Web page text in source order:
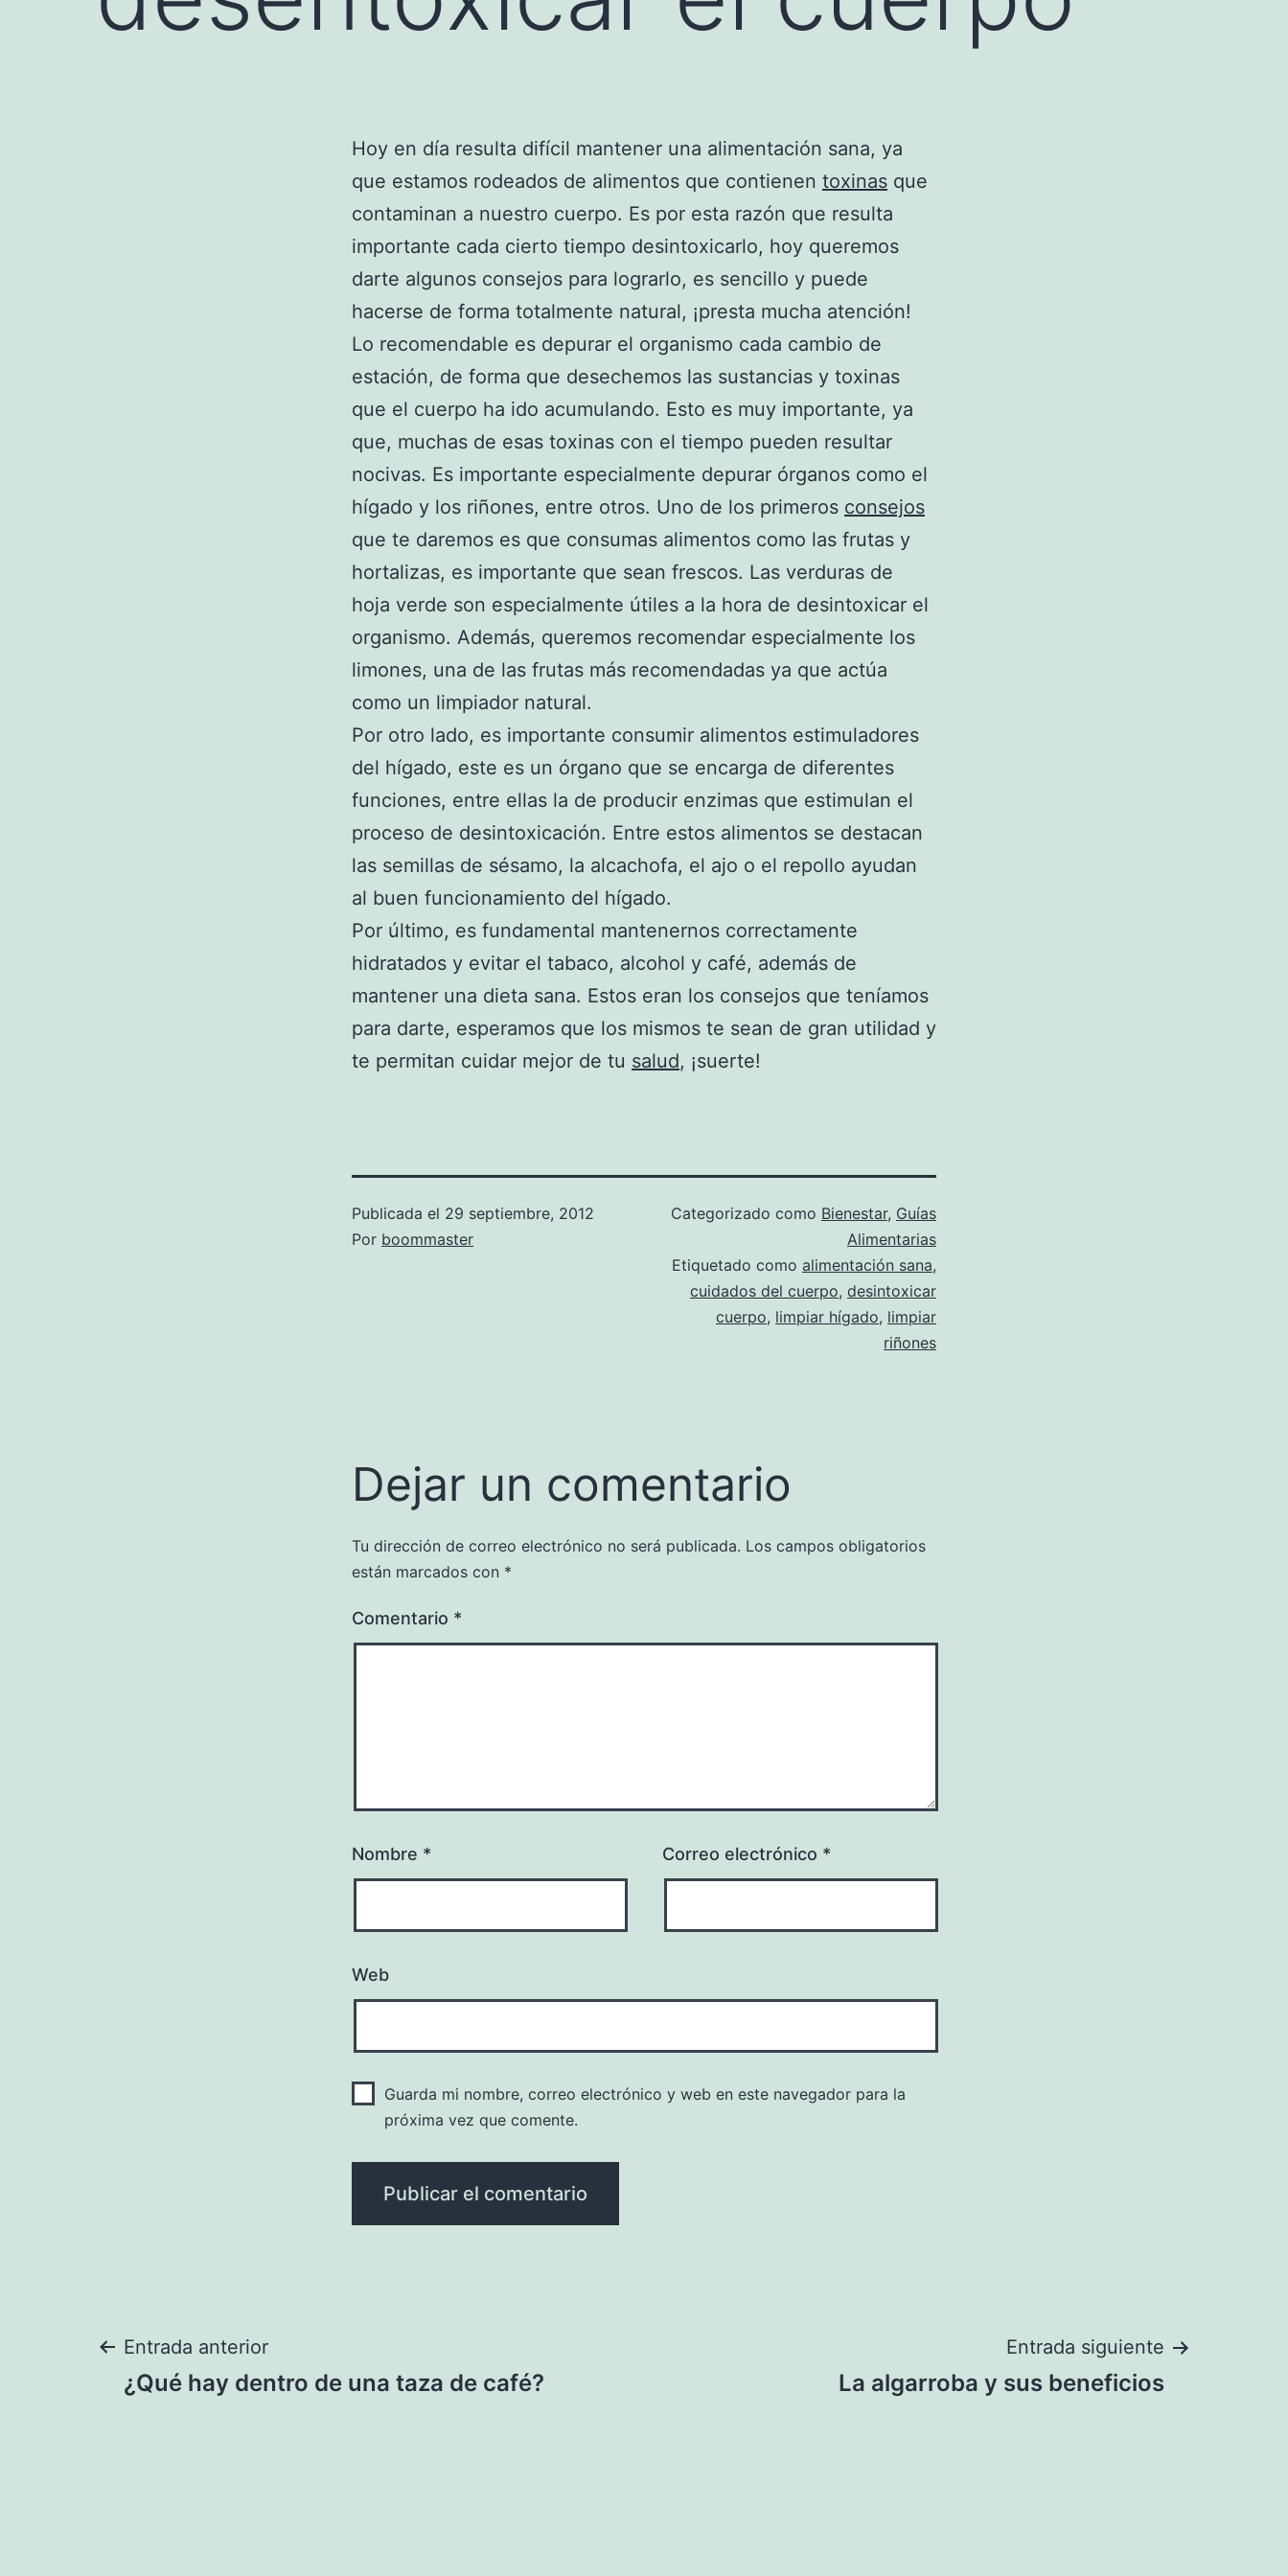
Hoy en día resulta difícil mantener una alimentación sana, ya
que estamos rodeados de alimentos que contienen toxinas que
contaminan a nuestro cuerpo. Es por esta razón que resulta
importante cada cierto tiempo desintoxicarlo, hoy queremos
darte algunos consejos para lograrlo, es sencillo y puede
hacerse de forma totalmente natural, ¡presta mucha atención!
Lo recomendable es depurar el organismo cada cambio de
estación, de forma que desechemos las sustancias y toxinas
que el cuerpo ha ido acumulando. Esto es muy importante, ya
que, muchas de esas toxinas con el tiempo pueden resultar
nocivas. Es importante especialmente depurar órganos como el
hígado y los riñones, entre otros. Uno de los primeros consejos
que te daremos es que consumas alimentos como las frutas y
hortalizas, es importante que sean frescos. Las verduras de
hoja verde son especialmente útiles a la hora de desintoxicar el
organismo. Además, queremos recomendar especialmente los
limones, una de las frutas más recomendadas ya que actúa
como un limpiador natural.
Por otro lado, es importante consumir alimentos estimuladores
del hígado, este es un órgano que se encarga de diferentes
funciones, entre ellas la de producir enzimas que estimulan el
proceso de desintoxicación. Entre estos alimentos se destacan
las semillas de sésamo, la alcachofa, el ajo o el repollo ayudan
al buen funcionamiento del hígado.
Por último, es fundamental mantenernos correctamente
hidratados y evitar el tabaco, alcohol y café, además de
mantener una dieta sana. Estos eran los consejos que teníamos
para darte, esperamos que los mismos te sean de gran utilidad y
te permitan cuidar mejor de tu salud, ¡suerte!
Publicada el 29 septiembre, 2012
Por boommaster
Categorizado como Bienestar, Guías
Alimentarias
Etiquetado como alimentación sana,
cuidados del cuerpo, desintoxicar
cuerpo, limpiar hígado, limpiar
riñones
Dejar un comentario
Tu dirección de correo electrónico no será publicada. Los campos obligatorios
están marcados con *
Comentario *
Nombre * Correo electrónico *
Web
Guarda mi nombre, correo electrónico y web en este navegador para la
próxima vez que comente.
Navegación
Entrada anterior
¿Qué hay dentro de una taza de café?
Entrada siguiente
La algarroba y sus beneficios